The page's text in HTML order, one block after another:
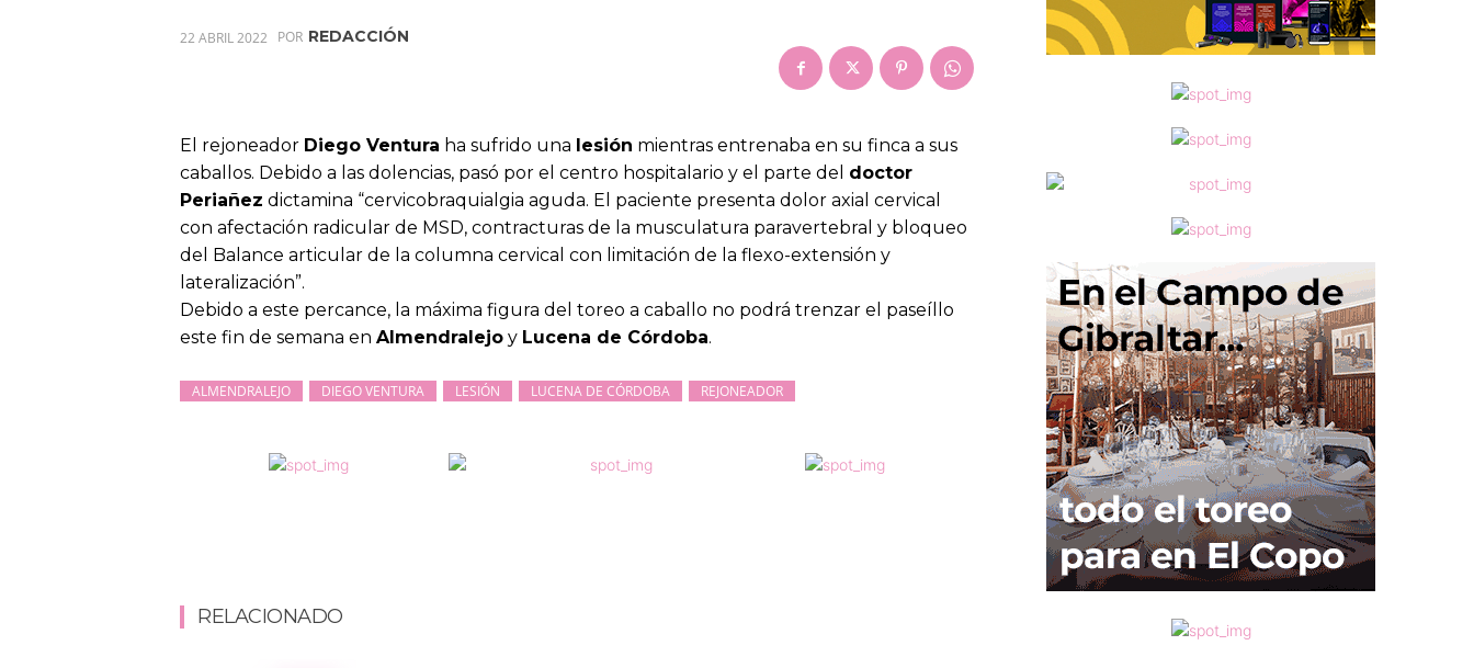
22 ABRIL 2022 POR REDACCIÓN
El rejoneador Diego Ventura ha sufrido una lesión mientras entrenaba en su finca a sus
caballos. Debido a las dolencias, pasó por el centro hospitalario y el parte del doctor
Periañez dictamina “cervicobraquialgia aguda. El paciente presenta dolor axial cervical
con afectación radicular de MSD, contracturas de la musculatura paravertebral y bloqueo
del Balance articular de la columna cervical con limitación de la flexo-extensión y
lateralización”.
Debido a este percance, la máxima figura del toreo a caballo no podrá trenzar el paseíllo
este fin de semana en Almendralejo y Lucena de Córdoba.
ALMENDRALEJO DIEGO VENTURA LESIÓN LUCENA DE CÓRDOBA REJONEADOR
RELACIONADO